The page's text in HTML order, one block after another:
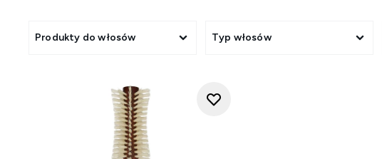
Produkty do włosów Typ włosów